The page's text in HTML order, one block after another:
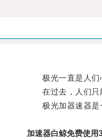
极光一直是人们心
在过去，人们只能
极光加器速器是一
加速器白鲸免费使用